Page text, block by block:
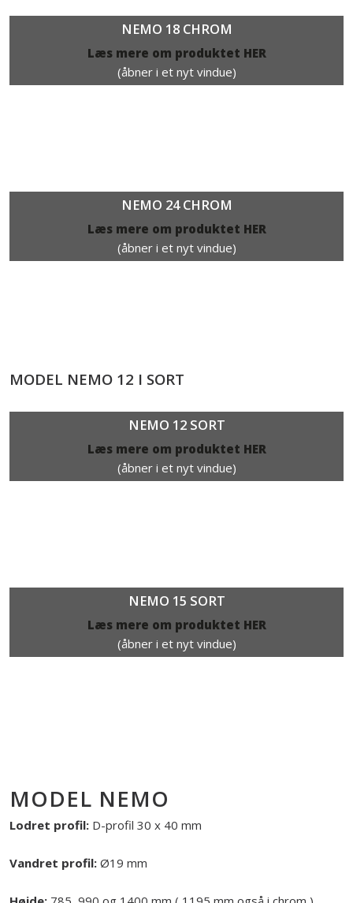
NEMO 18 CHROM​
Læs mere om produktet HER
(åbner i et nyt vindue)
NEMO 24 CHROM
Læs mere om produktet HER​
(åbner i et nyt vindue)
MODEL NEMO 12 I SORT
NEMO 12 SORT​
Læs mere om produktet HER
(åbner i et nyt vindue)
NEMO 15 SORT
Læs mere om produktet HER​
(åbner i et nyt vindue)
MODEL NEMO
Lodret profil:D-profil 30 x 40 mm
Vandret profil:Ø19 mm